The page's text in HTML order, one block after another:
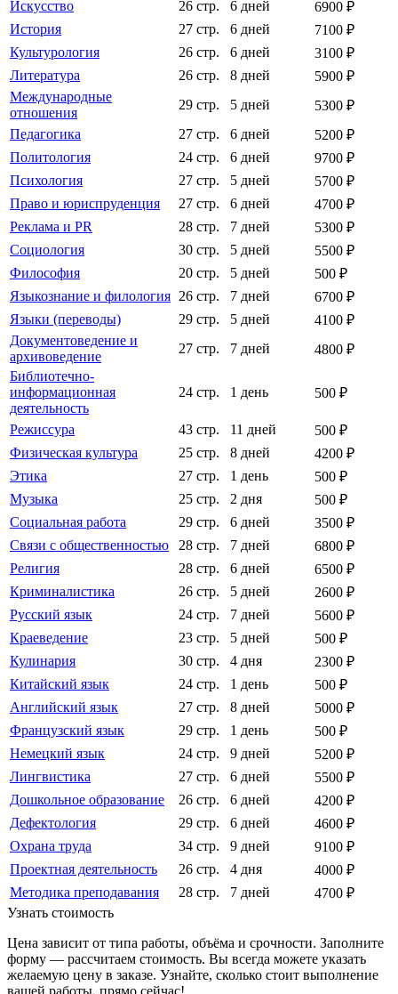
Искусство 26 стр. 6 дней
6900 ₽
История
27 стр. 6 дней
7100 ₽
Культурология
26 стр. 6 дней
3100 ₽
Литература
26 стр. 8 дней
5900 ₽
Международные
отношения
29 стр. 5 дней
5300 ₽
Педагогика
27 стр. 6 дней
5200 ₽
Политология
24 стр. 6 дней
9700 ₽
Психология
27 стр. 5 дней
5700 ₽
Право и юриспруденция
27 стр. 6 дней
4700 ₽
Реклама и PR
28 стр. 7 дней
5300 ₽
Социология
30 стр. 5 дней
5500 ₽
Философия
20 стр. 5 дней
500 ₽
Языкознание и филология 26 стр. 7 дней
6700 ₽
Языки (переводы)
29 стр. 5 дней
4100 ₽
Документоведение и
архивоведение
27 стр. 7 дней
4800 ₽
Библиотечно-
информационная
деятельность
24 стр. 1 день 500 ₽
Режиссура 43 стр. 11 дней
500 ₽
Физическая культура
25 стр. 8 дней
4200 ₽
Этика
27 стр. 1 день
500 ₽
Музыка
25 стр. 2 дня
500 ₽
Социальная работа
29 стр. 6 дней
3500 ₽
Связи с общественностью
28 стр. 7 дней
6800 ₽
Религия
28 стр. 6 дней
6500 ₽
Криминалистика
26 стр. 5 дней
2600 ₽
Русский язык
24 стр. 7 дней
5600 ₽
Краеведение
23 стр. 5 дней
500 ₽
Кулинария
30 стр. 4 дня
2300 ₽
Китайский язык
24 стр. 1 день
500 ₽
Английский язык
27 стр. 8 дней
5000 ₽
Французский язык
29 стр. 1 день
500 ₽
Немецкий язык
24 стр. 9 дней
5200 ₽
Лингвистика
27 стр. 6 дней
5500 ₽
Дошкольное образование
26 стр. 6 дней
4200 ₽
Дефектология
29 стр. 6 дней
4600 ₽
Охрана труда
34 стр. 9 дней
9100 ₽
Проектная деятельность
26 стр. 4 дня
4000 ₽
Методика преподавания
28 стр. 7 дней
4700 ₽
Узнать стоимость
Цена зависит от типа работы, объёма и срочности. Заполните
форму — рассчитаем стоимость. Вы всегда можете указать
желаемую цену в заказе. Узнайте, сколько стоит выполнение
вашей работы, прямо сейчас!